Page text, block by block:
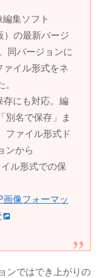
集ソフト
）の最新バージ
同バージョンに
ァイル形式をネ
にも対応。編
別名で保存」ま
ファイル形式ド
ンから
ル形式での保
像フォーマッ
ンではでき上がりの